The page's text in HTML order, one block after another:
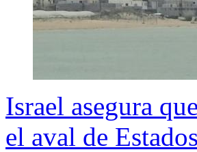
Israel asegura
el aval de